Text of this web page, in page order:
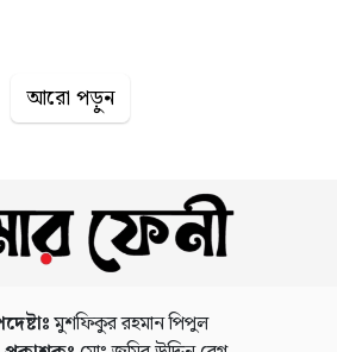
ধীরে এ ধরনের সেবা বাড়াচ্ছে। গত
তাই, সঙ্গত কারণেই প্রশ্ন আসছে: ই-
কাজ করে, কারা নিতে পারে, এতে
ঝুঁকি আছে, বাংলাদেশে এটি নতুন কিনা
আবেদন থেকে অনুমোদন, এই পুরো
আরো পড়ুন
মুশফিকুর রহমান পিপুল